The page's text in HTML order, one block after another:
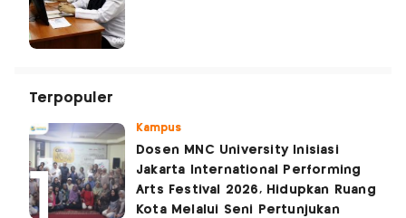
Terpopuler
Kampus
Dosen MNC University Inisiasi
Jakarta International Performing
Arts Festival 2026, Hidupkan Ruang
Kota Melalui Seni Pertunjukan